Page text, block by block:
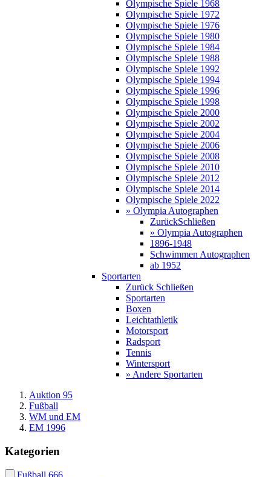
Olympische Spiele 1968
Olympische Spiele 1972
Olympische Spiele 1976
Olympische Spiele 1980
Olympische Spiele 1984
Olympische Spiele 1988
Olympische Spiele 1992
Olympische Spiele 1994
Olympische Spiele 1996
Olympische Spiele 1998
Olympische Spiele 2000
Olympische Spiele 2002
Olympische Spiele 2004
Olympische Spiele 2006
Olympische Spiele 2008
Olympische Spiele 2010
Olympische Spiele 2012
Olympische Spiele 2014
Olympische Spiele 2022
» Olympia Autographen
ZurückSchließen
» Olympia Autographen
1896-1948
Schwimmen Autographen
ab 1952
Sportarten
Zurück Schließen
Sportarten
Boxen
Leichtathletik
Motorsport
Radsport
Tennis
Wintersport
» Andere Sportarten
Auktion 95
Fußball
WM und EM
EM 1996
Kategorien